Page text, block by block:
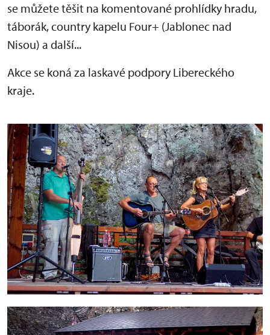
se můžete těšit na komentované prohlídky hradu,
táborák, country kapelu Four+ (Jablonec nad
Nisou) a další...
Akce se koná za laskavé podpory Libereckého
kraje.